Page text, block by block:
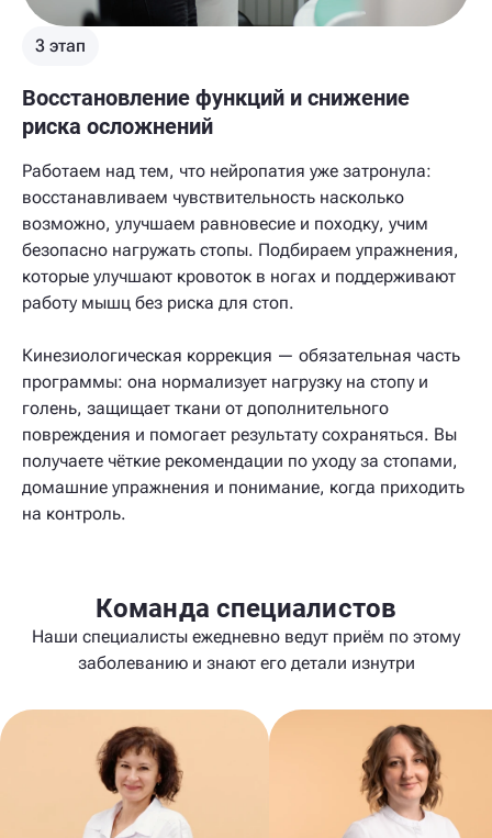
3 этап
Восстановление функций и снижение
риска осложнений
Работаем над тем, что нейропатия уже затронула:
восстанавливаем чувствительность насколько
возможно, улучшаем равновесие и походку, учим
безопасно нагружать стопы. Подбираем упражнения,
которые улучшают кровоток в ногах и поддерживают
работу мышц без риска для стоп.
Кинезиологическая коррекция — обязательная часть
программы: она нормализует нагрузку на стопу и
голень, защищает ткани от дополнительного
повреждения и помогает результату сохраняться. Вы
получаете чёткие рекомендации по уходу за стопами,
домашние упражнения и понимание, когда приходить
на контроль.
Команда специалистов
Наши специалисты ежедневно ведут приём по этому
заболеванию и знают его детали изнутри